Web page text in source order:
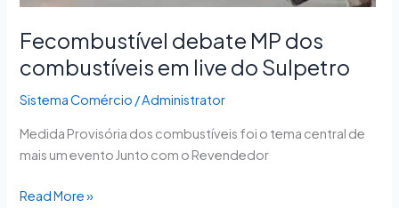
Fecombustível debate MP dos
combustíveis em live do Sulpetro
Sistema Comércio /Administrator
Medida Provisória dos combustíveis foi o tema central de
mais um evento Junto com o Revendedor
Read More »